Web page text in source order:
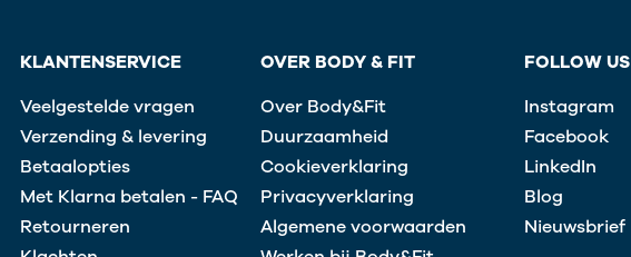
KLANTENSERVICE
Veelgestelde vragen
Verzending & levering
Betaalopties
Met Klarna betalen - FAQ
Retourneren
OVER BODY & FIT
Over Body&Fit
Duurzaamheid
Cookieverklaring
Privacyverklaring
Algemene voorwaarden
FOLLOW US
Instagram
Facebook
LinkedIn
Blog
Nieuwsbrief